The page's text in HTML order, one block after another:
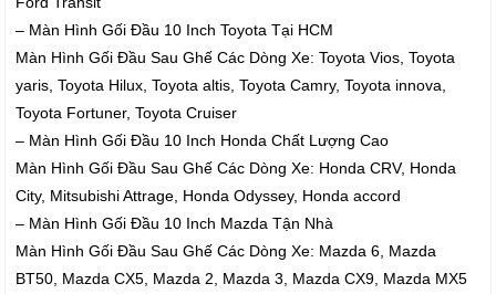
– Màn Hình Gối Đầu 10 Inch Toyota Tại HCM
Màn Hình Gối Đầu Sau Ghế Các Dòng Xe: Toyota Vios, Toyota
yaris, Toyota Hilux, Toyota altis, Toyota Camry, Toyota innova,
Toyota Fortuner, Toyota Cruiser
– Màn Hình Gối Đầu 10 Inch Honda Chất Lượng Cao
Màn Hình Gối Đầu Sau Ghế Các Dòng Xe: Honda CRV, Honda
City, Mitsubishi Attrage, Honda Odyssey, Honda accord
– Màn Hình Gối Đầu 10 Inch Mazda Tận Nhà
Màn Hình Gối Đầu Sau Ghế Các Dòng Xe: Mazda 6, Mazda
BT50, Mazda CX5, Mazda 2, Mazda 3, Mazda CX9, Mazda MX5